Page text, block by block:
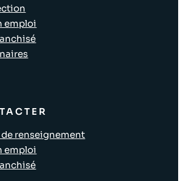
emploi
renseignement
emploi